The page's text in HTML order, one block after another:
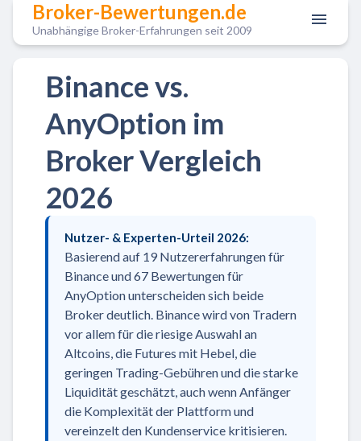
Broker-Bewertungen.de
Unabhängige Broker-Erfahrungen seit 2009
Binance vs.
AnyOption im
Broker Vergleich
2026
Nutzer- & Experten-Urteil 2026:
Basierend auf 19 Nutzererfahrungen für
Binance und 67 Bewertungen für
AnyOption unterscheiden sich beide
Broker deutlich. Binance wird von Tradern
vor allem für die riesige Auswahl an
Altcoins, die Futures mit Hebel, die
geringen Trading-Gebühren und die starke
Liquidität geschätzt, auch wenn Anfänger
die Komplexität der Plattform und
vereinzelt den Kundenservice kritisieren.